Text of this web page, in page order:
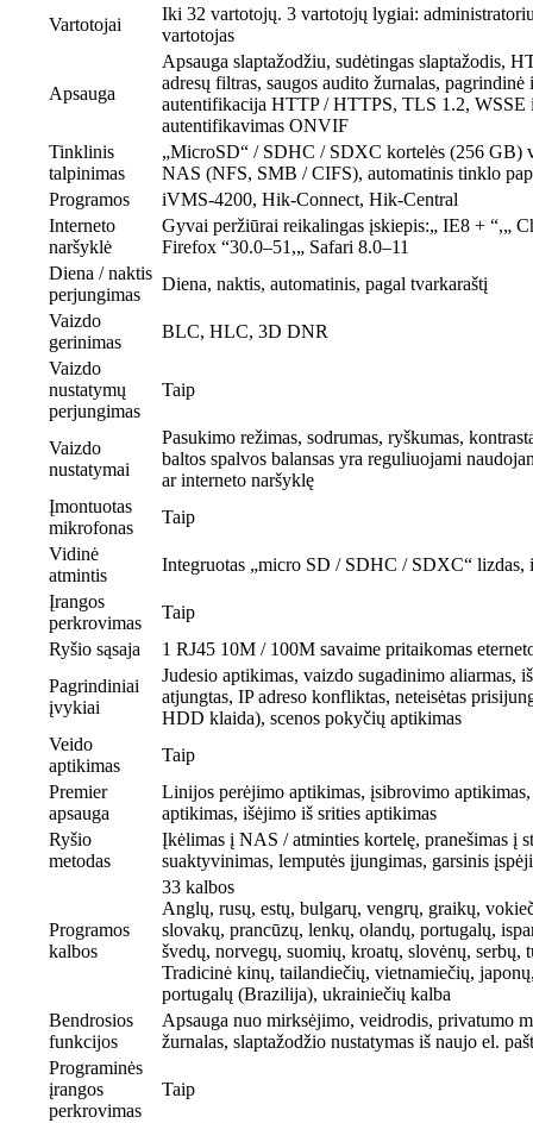
Vartotojai
Iki 32 vartotojų. 3 vartotojų lygiai:
vartotojas
Apsauga
Apsauga slaptažodžiu, sudėtingas slaptažodis,
adresų filtras, saugos audito žurnalas, pagrindinė
autentifikacija HTTP / HTTPS, TLS 1.2, WSSE
autentifikavimas ONVIF
Tinklinis
talpinimas
„MicroSD“ / SDHC / SDXC kortelės (256 GB)
NAS (NFS, SMB / CIFS), automatinis tinklo
Programos
iVMS-4200, Hik-Connect, Hik-Central
Interneto
naršyklė
Gyvai peržiūrai reikalingas įskiepis:„ IE8 + “,„
Firefox “30.0–51,„ Safari 8.0–11
Diena / naktis
perjungimas
Diena, naktis, automatinis, pagal tvarkaraštį
Vaizdo
gerinimas
BLC, HLC, 3D DNR
Vaizdo
nustatymų
perjungimas
Taip
Vaizdo
nustatymai
Pasukimo režimas, sodrumas, ryškumas,
baltos spalvos balansas yra reguliuojami
ar interneto naršyklę
Įmontuotas
mikrofonas
Taip
Vidinė
atmintis
Integruotas „micro SD / SDHC / SDXC“
Įrangos
perkrovimas
Taip
Ryšio sąsaja
1 RJ45 10M / 100M savaime pritaikomas
Pagrindiniai
įvykiai
Judesio aptikimas, vaizdo sugadinimo aliarmas,
atjungtas, IP adreso konfliktas, neteisėtas
HDD klaida), scenos pokyčių aptikimas
Veido
aptikimas
Taip
Premier
apsauga
Linijos perėjimo aptikimas, įsibrovimo
aptikimas, išėjimo iš srities aptikimas
Ryšio
metodas
Įkėlimas į NAS / atminties kortelę, pranešimas į
suaktyvinimas, lemputės įjungimas, garsinis
Programos
kalbos
33 kalbos
Anglų, rusų, estų, bulgarų, vengrų, graikų,
slovakų, prancūzų, lenkų, olandų, portugalų,
švedų, norvegų, suomių, kroatų, slovėnų, serbų,
Tradicinė kinų, tailandiečių, vietnamiečių,
portugalų (Brazilija), ukrainiečių kalba
Bendrosios
funkcijos
Apsauga nuo mirksėjimo, veidrodis, privatumo
žurnalas, slaptažodžio nustatymas iš naujo el.
Programinės
įrangos
perkrovimas
Taip